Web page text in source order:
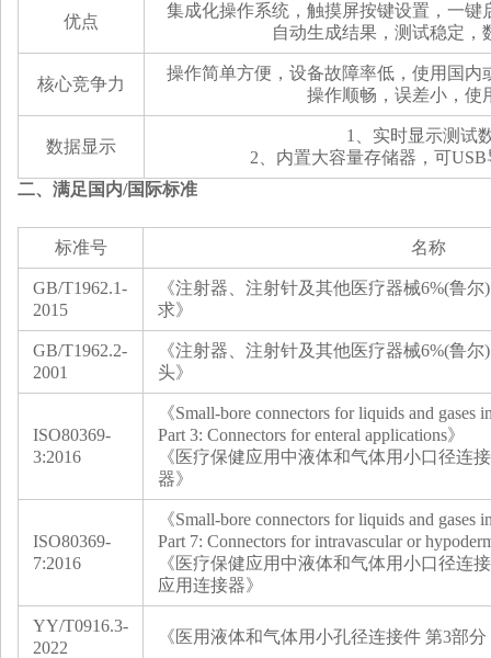
优点
集成化操作系统，触摸屏按键设置，一键
自动生成结果，测试稳定，
核心竞争力
操作简单方便，设备故障率低，使用国内
操作顺畅，误差小，使
数据显示
1、 实时显示测试
2、 内置大容量存储器，可
二、满足国内/国际标准
标准号 名称
GB/T1962.1-
2015
《注射器、注射针及其他医疗器械6%(鲁
求》
GB/T1962.2-
2001
《注射器、注射针及其他医疗器械6%(鲁
头》
ISO80369-
3:2016
《Small-bore connectors for liquids and
Part 3: Connectors for enteral applications》
《医疗保健应用中液体和气体用小口径连
器》
ISO80369-
7:2016
《Small-bore connectors for liquids and
Part 7: Connectors for intravascular or
《医疗保健应用中液体和气体用小口径连
应用连接器》
YY/T0916.3-
2022
《医用液体和气体用小孔径连接件 第3部